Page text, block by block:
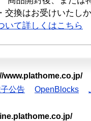
交換はお受けいたし
いて詳しくはこちら
www.plathome.co.jp/
公告 OpenBlocks